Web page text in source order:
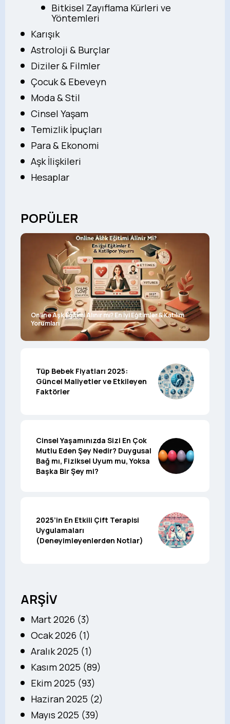
Bitkisel Zayıflama Kürleri ve
Yöntemleri
Karışık
Astroloji & Burçlar
Diziler & Filmler
Çocuk & Ebeveyn
Moda & Stil
Cinsel Yaşam
Temizlik İpuçları
Para & Ekonomi
Aşk İlişkileri
Hesaplar
POPÜLER
Online Aşk Eğitimi Alınır mı? En İyi Eğitimler & Katılım
Yorumları
Tüp Bebek Fiyatları 2025:
Güncel Maliyetler ve Etkileyen
Faktörler
Cinsel Yaşamınızda Sizi En Çok
Mutlu Eden Şey Nedir? Duygusal
Bağ mı, Fiziksel Uyum mu, Yoksa
Başka Bir Şey mi?
2025’in En Etkili Çift Terapisi
Uygulamaları
(Deneyimleyenlerden Notlar)
ARŞİV
Mart 2026 (3)
Ocak 2026 (1)
Aralık 2025 (1)
Kasım 2025 (89)
Ekim 2025 (93)
Haziran 2025 (2)
Mayıs 2025 (39)